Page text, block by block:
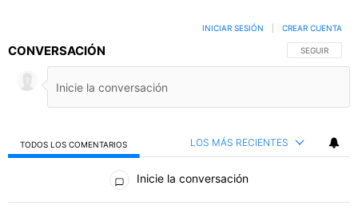
CONVERSACIÓN SIGA ESTA
SEGUIR
INICIAR SESIÓN CREAR CUENTA
TODOS LOS COMENTARIOS LOS MÁS RECIENTES
Todos los comentarios
Inicie la conversación